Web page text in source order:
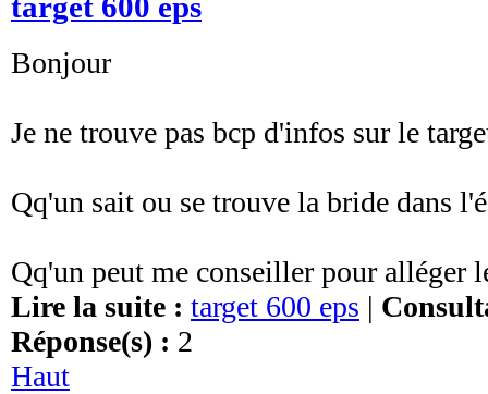
Bonjour
Je ne trouve pas bcp d'infos sur le
Qq'un sait ou se trouve la bride dans
Qq'un peut me conseiller pour alléger
Lire la suite : target 600 eps |
Réponse(s) : 2
Haut